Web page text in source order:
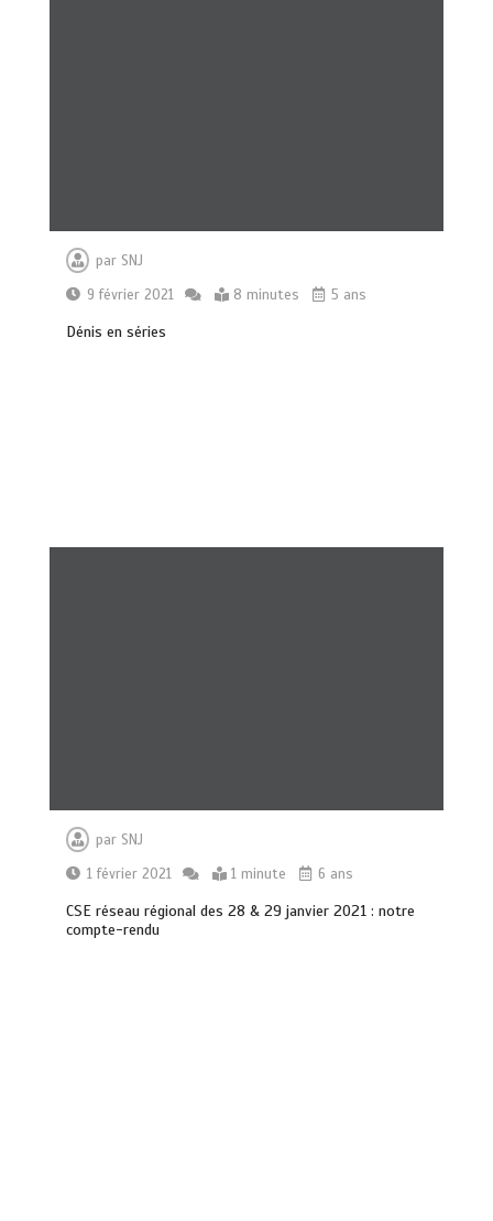
par SNJ
9 février 2021
8 minutes 5 ans
Dénis en séries
par SNJ
1 février 2021
1 minute 6 ans
CSE réseau régional des 28 & 29 janvier 2021 : notre
compte-rendu